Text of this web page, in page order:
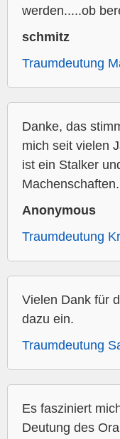
werden.....ob
schmitz
Traumdeutung
Danke, das
mich seit vielen
ist ein Stalker
Machenschaften.
Anonymous
Traumdeutung
Vielen Dank für
dazu ein.
Traumdeutung
Es fasziniert
Deutung des